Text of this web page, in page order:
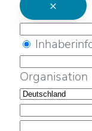
×
Organisation